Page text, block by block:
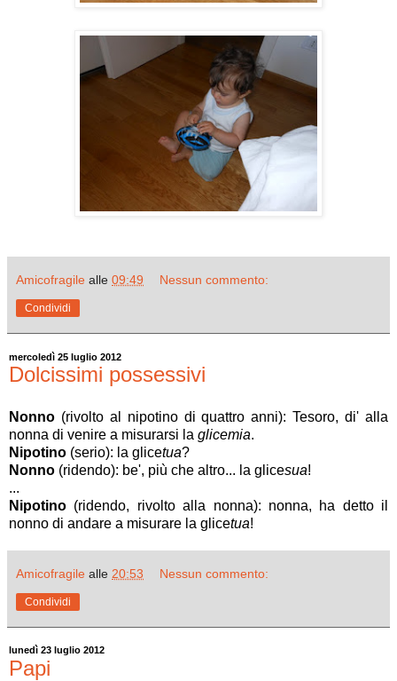
Amicofragile alle 09:49 Nessun commento:
Condividi
mercoledì 25 luglio 2012
Dolcissimi possessivi
Nonno (rivolto al nipotino di quattro anni): Tesoro, di' alla
nonna di venire a misurarsi la glicemia.
Nipotino (serio): la glicetua?
Nonno (ridendo): be', più che altro... la glicesua!
...
Nipotino (ridendo, rivolto alla nonna): nonna, ha detto il
nonno di andare a misurare la glicetua!
Amicofragile alle 20:53 Nessun commento:
Condividi
lunedì 23 luglio 2012
Papi